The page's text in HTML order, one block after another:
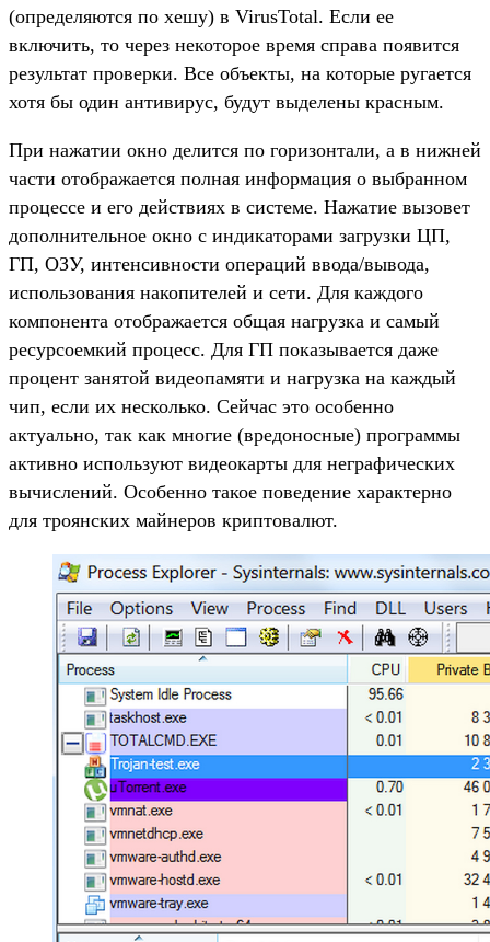
(определяются по хешу) в VirusTotal. Если ее
включить, то через некоторое время справа появится
результат проверки. Все объекты, на которые ругается
хотя бы один антивирус, будут выделены красным.
При нажатии окно делится по горизонтали, а в нижней
части отображается полная информация о выбранном
процессе и его действиях в системе. Нажатие вызовет
дополнительное окно с индикаторами загрузки ЦП,
ГП, ОЗУ, интенсивности операций ввода/вывода,
использования накопителей и сети. Для каждого
компонента отображается общая нагрузка и самый
ресурсоемкий процесс. Для ГП показывается даже
процент занятой видеопамяти и нагрузка на каждый
чип, если их несколько. Сейчас это особенно
актуально, так как многие (вредоносные) программы
активно используют видеокарты для неграфических
вычислений. Особенно такое поведение характерно
для троянских майнеров криптовалют.